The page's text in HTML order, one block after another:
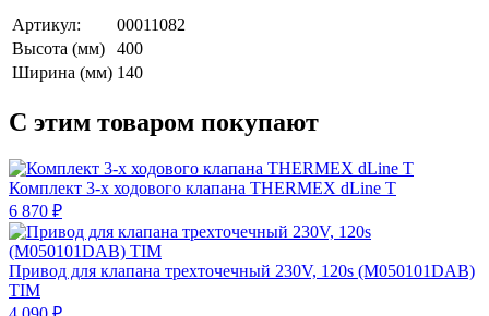
Артикул:
00011082
Высота (мм)
400
Ширина (мм) 140
С этим товаром покупают
Комплект 3-х ходового клапана THERMEX dLine T
6 870 ₽
Привод для клапана трехточечный 230V, 120s (M050101DAB)
TIM